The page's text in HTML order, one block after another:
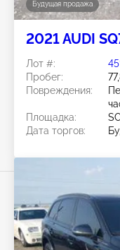
Будущая продажа
2021 AUDI
Лот #:
Пробег:
Повреждения:
Площадка:
Дата торгов: